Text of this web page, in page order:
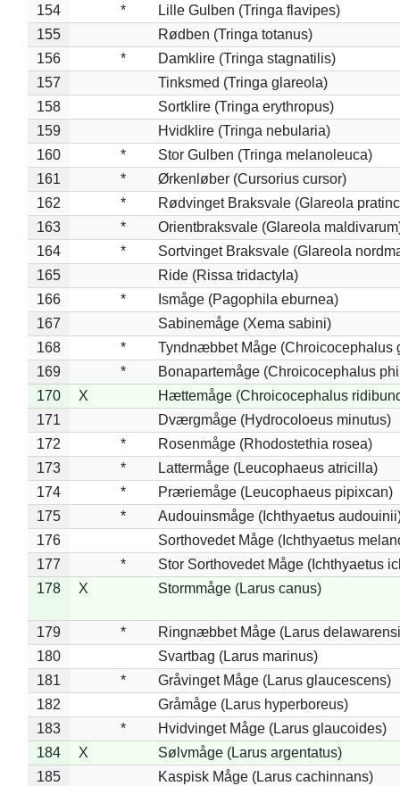
154
*
Lille Gulben (Tringa flavipes)
155
Rødben (Tringa totanus)
156
*
Damklire (Tringa stagnatilis)
157
Tinksmed (Tringa glareola)
158
Sortklire (Tringa erythropus)
159
Hvidklire (Tringa nebularia)
160
*
Stor Gulben (Tringa melanoleuca)
161
*
Ørkenløber (Cursorius cursor)
162
*
Rødvinget Braksvale (Glareola
163
*
Orientbraksvale (Glareola
164
*
Sortvinget Braksvale (Glareola
165
Ride (Rissa tridactyla)
166
*
Ismåge (Pagophila eburnea)
167
Sabinemåge (Xema sabini)
168
*
Tyndnæbbet Måge (Chroicocephalus
169
*
Bonapartemåge (Chroicocephalus
170
X
Hættemåge (Chroicocephalus
171
Dværgmåge (Hydrocoloeus minutus)
172
*
Rosenmåge (Rhodostethia rosea)
173
*
Lattermåge (Leucophaeus atricilla)
174
*
Præriemåge (Leucophaeus pipixcan)
175
*
Audouinsmåge (Ichthyaetus
176
Sorthovedet Måge (Ichthyaetus
177
*
Stor Sorthovedet Måge (Ichthyaetus
178
X Stormmåge (Larus canus)
179 *
Ringnæbbet Måge (Larus
180
Svartbag (Larus marinus)
181
*
Gråvinget Måge (Larus glaucescens)
182
Gråmåge (Larus hyperboreus)
183
*
Hvidvinget Måge (Larus glaucoides)
184
X
Sølvmåge (Larus argentatus)
185
Kaspisk Måge (Larus cachinnans)